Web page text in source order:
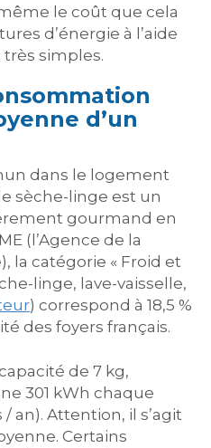
le coût que cela
d’énergie à l’aide
simples.
d’un
dans le logement
sèche-linge est un
gourmand en
(l’Agence de la
la catégorie « Froid et
linge, lave-vaisselle,
) correspond à 18,5 %
des foyers français.
de 7 kg,
301 kWh chaque
an). Attention, il s’agit
Certains